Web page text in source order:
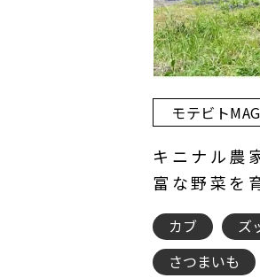
モテビト
キニナル農
富な野菜を
カブ ズ
さつまいも